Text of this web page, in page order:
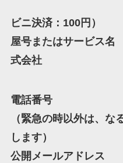
・手数
ビニ決済：100円）
屋号またはサービ
式会社
電話
（緊急の時以外は、な
します）
公開メールアドレス